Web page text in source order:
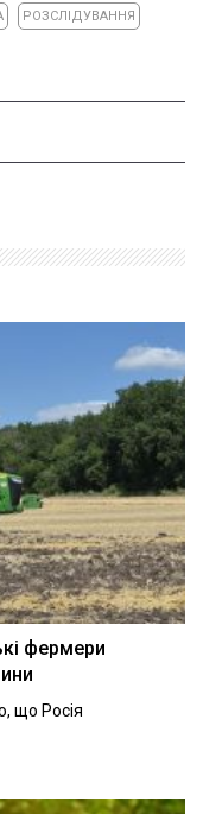
РОЗСЛІДУВАННЯ
фермери
що Росія